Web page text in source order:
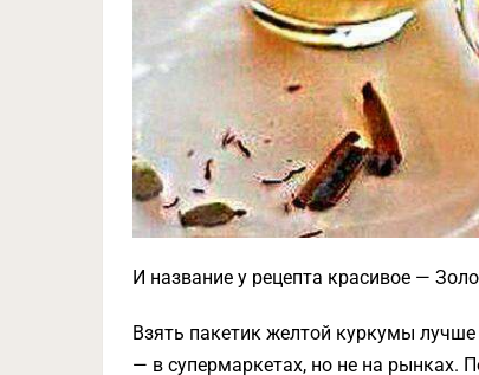
И название у рецепта красивое —
Взять пакетик желтой куркумы
— в супермаркетах, но не на рынках.